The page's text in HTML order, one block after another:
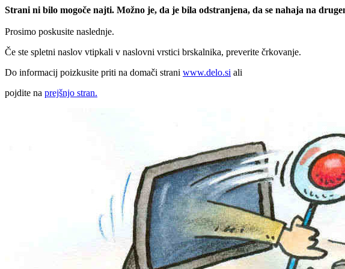
Strani ni bilo mogoče najti. Možno je, da je bila odstranjena, da se nahaja na
Prosimo poskusite naslednje.
Če ste spletni naslov vtipkali v naslovni vrstici brskalnika, preverite črkovanje.
Do informacij poizkusite priti na domači strani www.delo.si ali
pojdite na prejšnjo stran.